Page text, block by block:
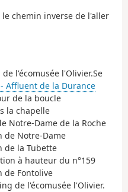
chemin inverse de l'aller
l'écomusée l'Olivier.Se
Affluent de la Durance
de la boucle
la chapelle
Notre-Dame de la Roche
de Notre-Dame
de la Tubette
à hauteur du n°159
de Fontolive
de l'écomusée l'Olivier.